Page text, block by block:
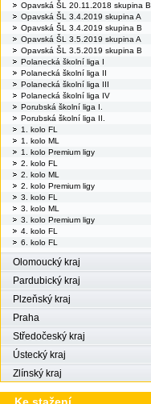
Opavská ŠL 20.11.2018 skupina B
Opavská ŠL 3.4.2019 skupina A
Opavská ŠL 3.4.2019 skupina B
Opavská ŠL 3.5.2019 skupina A
Opavská ŠL 3.5.2019 skupina B
Polanecká školní liga I
Polanecká školní liga II
Polanecká školní liga III
Polanecká školní liga IV
Porubská školní liga I.
Porubská školní liga II.
1. kolo FL
1. kolo ML
1. kolo Premium ligy
2. kolo FL
2. kolo ML
2. kolo Premium ligy
3. kolo FL
3. kolo ML
3. kolo Premium ligy
4. kolo FL
6. kolo FL
Olomoucký kraj
Pardubický kraj
Plzeňský kraj
Praha
Středočeský kraj
Ústecký kraj
Zlínský kraj